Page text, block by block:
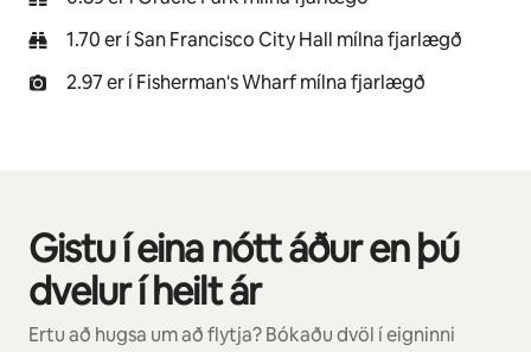
1.70 er í San Francisco City Hall mílna fjarlægð
2.97 er í Fisherman's Wharf mílna fjarlægð
Gistu í eina nótt áður en þú
dvelur í heilt ár
Ertu að hugsa um að flytja? Bókaðu dvöl í eigninni
0 atriði af 0 sýnd